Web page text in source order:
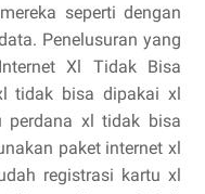
seperti dengan
Penelusuran yang
Xl Tidak Bisa
tidak bisa dipakai xl
perdana xl tidak bisa
paket internet xl
registrasi kartu xl